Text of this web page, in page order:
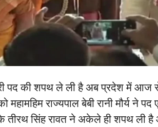
पद की शपथ ले ली है अब प्रदेश में
महामहिम राज्यपाल बेबी रानी मौर्य ने
तीरथ सिंह रावत ने अकेले ही शपथ ली